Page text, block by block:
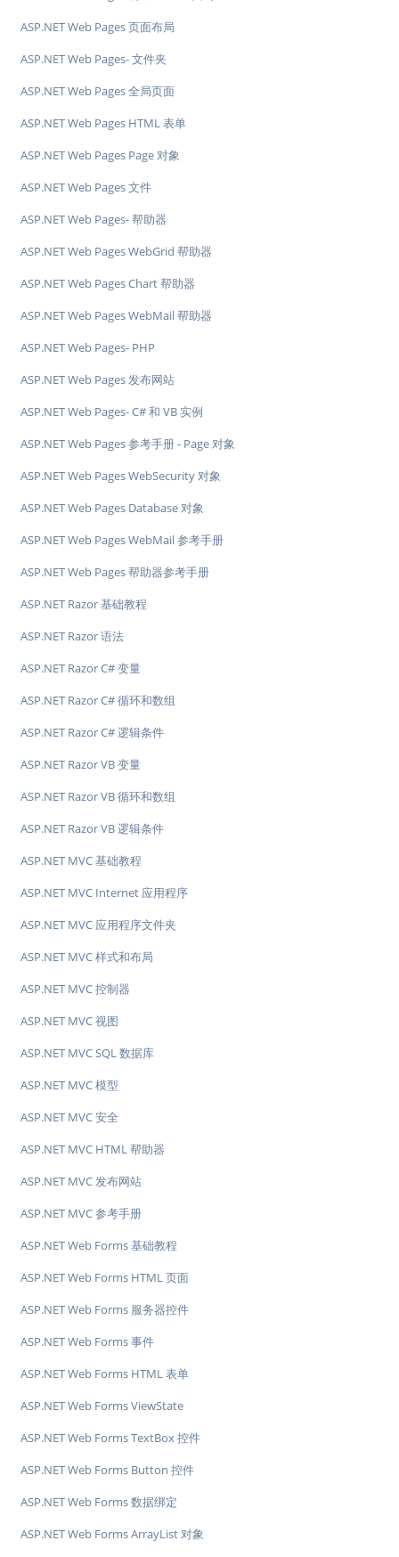
ASP.NET Web Pages 页面布局
ASP.NET Web Pages- 文件夹
ASP.NET Web Pages 全局页面
ASP.NET Web Pages HTML 表单
ASP.NET Web Pages Page 对象
ASP.NET Web Pages 文件
ASP.NET Web Pages- 帮助器
ASP.NET Web Pages WebGrid 帮助器
ASP.NET Web Pages Chart 帮助器
ASP.NET Web Pages WebMail 帮助器
ASP.NET Web Pages- PHP
ASP.NET Web Pages 发布网站
ASP.NET Web Pages- C# 和 VB 实例
ASP.NET Web Pages 参考手册 - Page 对象
ASP.NET Web Pages WebSecurity 对象
ASP.NET Web Pages Database 对象
ASP.NET Web Pages WebMail 参考手册
ASP.NET Web Pages 帮助器参考手册
ASP.NET Razor 基础教程
ASP.NET Razor 语法
ASP.NET Razor C# 变量
ASP.NET Razor C# 循环和数组
ASP.NET Razor C# 逻辑条件
ASP.NET Razor VB 变量
ASP.NET Razor VB 循环和数组
ASP.NET Razor VB 逻辑条件
ASP.NET MVC 基础教程
ASP.NET MVC Internet 应用程序
ASP.NET MVC 应用程序文件夹
ASP.NET MVC 样式和布局
ASP.NET MVC 控制器
ASP.NET MVC 视图
ASP.NET MVC SQL 数据库
ASP.NET MVC 模型
ASP.NET MVC 安全
ASP.NET MVC HTML 帮助器
ASP.NET MVC 发布网站
ASP.NET MVC 参考手册
ASP.NET Web Forms 基础教程
ASP.NET Web Forms HTML 页面
ASP.NET Web Forms 服务器控件
ASP.NET Web Forms 事件
ASP.NET Web Forms HTML 表单
ASP.NET Web Forms ViewState
ASP.NET Web Forms TextBox 控件
ASP.NET Web Forms Button 控件
ASP.NET Web Forms 数据绑定
ASP.NET Web Forms ArrayList 对象